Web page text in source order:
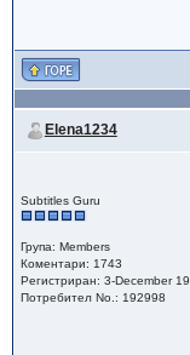
Elena1234
Subtitles Guru
Група: Members
Коментари: 1743
Регистриран: 3-December 19
Потребител No.: 192998